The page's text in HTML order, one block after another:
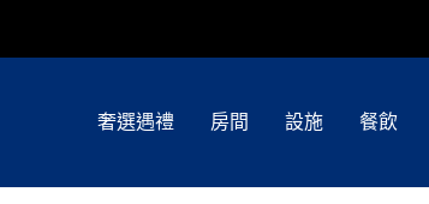
奢選遇禮 房間 設施 餐飲